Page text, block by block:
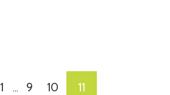
1 … 9 10 11